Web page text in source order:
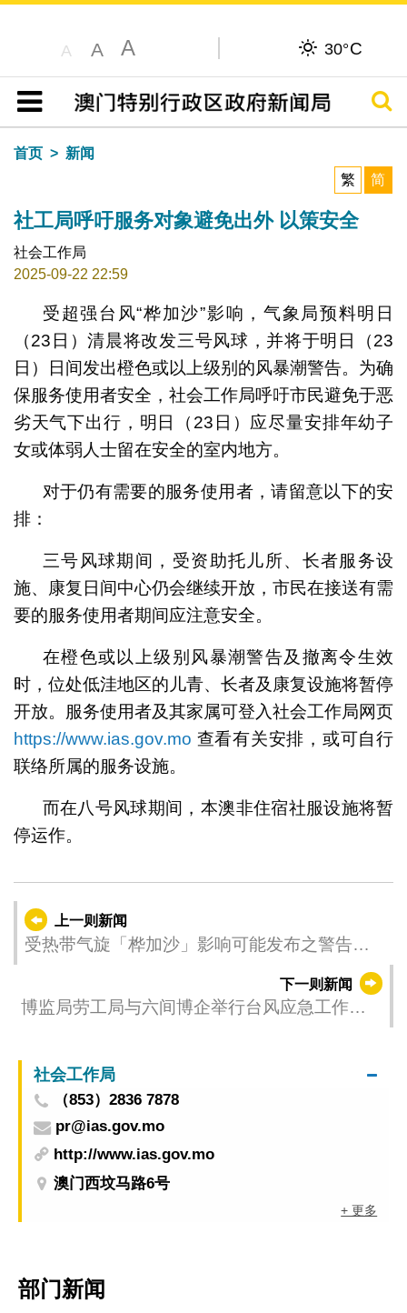
A A A 30°C
目录
搜寻
首页
新闻
繁
简
社工局呼吁服务对象避免出外 以策安全
社会工作局
2025-09-22 22:59
受超强台风“桦加沙”影响，气象局预料明日
（23日）清晨将改发三号风球，并将于明日（23
日）日间发出橙色或以上级别的风暴潮警告。为确
保服务使用者安全，社会工作局呼吁市民避免于恶
劣天气下出行，明日（23日）应尽量安排年幼子
女或体弱人士留在安全的室内地方。
对于仍有需要的服务使用者，请留意以下的安
排：
三号风球期间，受资助托儿所、长者服务设
施、康复日间中心仍会继续开放，市民在接送有需
要的服务使用者期间应注意安全。
在橙色或以上级别风暴潮警告及撤离令生效
时，位处低洼地区的儿青、长者及康复设施将暂停
开放。服务使用者及其家属可登入社会工作局网页
https://www.ias.gov.mo 查看有关安排，或可自行
联络所属的服务设施。
而在八号风球期间，本澳非住宿社服设施将暂
停运作。
上一则新闻
受热带气旋「桦加沙」影响可能发布之警告
下一则新闻
博监局劳工局与六间博企举行台风应急工作会
社会工作局
（853）2836 7878
pr@ias.gov.mo
http://www.ias.gov.mo
澳门西坟马路6号
+ 更多
部门新闻